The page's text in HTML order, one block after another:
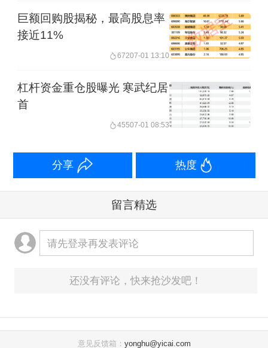
巨额回购股揭秘，最高股息率
接近11%
67207-01 13:10
杠杆资金重仓股曝光 寒武纪居
首
45507-01 08:53
分享 热度
留言精选
请先登录再发表评论
还没有评论，快来抢沙发吧！
意见反馈箱： yonghu@yicai.com